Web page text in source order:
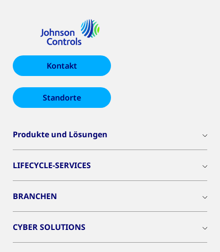
Kontakt
Standorte
Produkte und Lösungen
LIFECYCLE-SERVICES
BRANCHEN
CYBER SOLUTIONS